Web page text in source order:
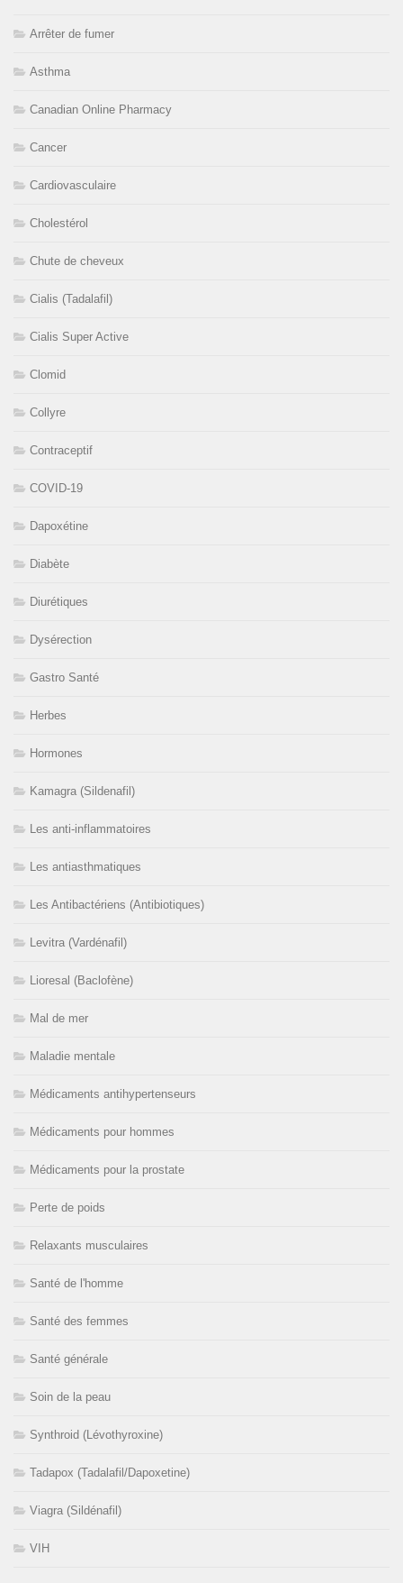
Arrêter de fumer
Asthma
Canadian Online Pharmacy
Cancer
Cardiovasculaire
Cholestérol
Chute de cheveux
Cialis (Tadalafil)
Cialis Super Active
Clomid
Collyre
Contraceptif
COVID-19
Dapoxétine
Diabète
Diurétiques
Dysérection
Gastro Santé
Herbes
Hormones
Kamagra (Sildenafil)
Les anti-inflammatoires
Les antiasthmatiques
Les Antibactériens (Antibiotiques)
Levitra (Vardénafil)
Lioresal (Baclofène)
Mal de mer
Maladie mentale
Médicaments antihypertenseurs
Médicaments pour hommes
Médicaments pour la prostate
Perte de poids
Relaxants musculaires
Santé de l'homme
Santé des femmes
Santé générale
Soin de la peau
Synthroid (Lévothyroxine)
Tadapox (Tadalafil/Dapoxetine)
Viagra (Sildénafil)
VIH